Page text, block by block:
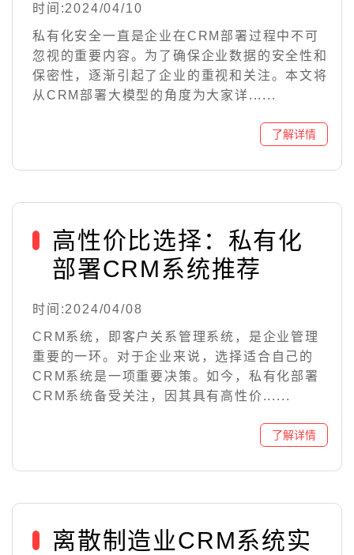
时间:2024/04/10
私有化安全一直是企业在CRM部署过程中不可
忽视的重要内容。为了确保企业数据的安全性和
保密性，逐渐引起了企业的重视和关注。本文将
从CRM部署大模型的角度为大家详......
高性价比选择：私有化
部署CRM系统推荐
时间:2024/04/08
CRM系统，即客户关系管理系统，是企业管理
重要的一环。对于企业来说，选择适合自己的
CRM系统是一项重要决策。如今，私有化部署
CRM系统备受关注，因其具有高性价......
离散制造业CRM系统实